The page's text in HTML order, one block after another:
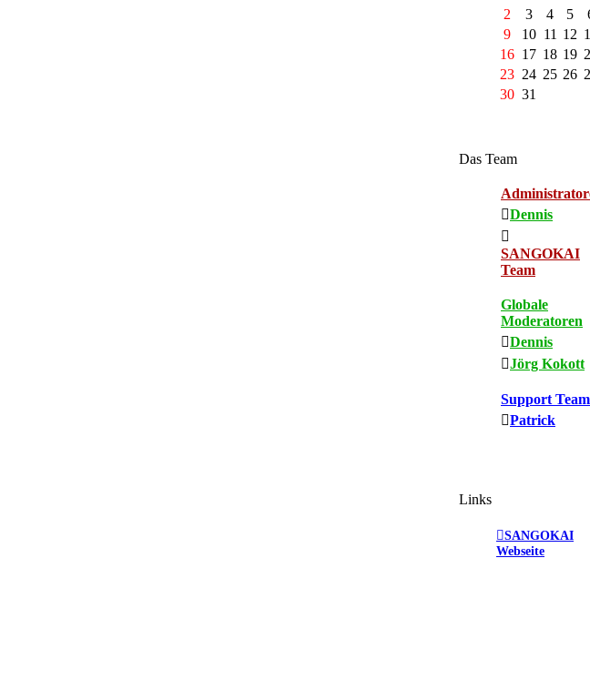
2 3 4 5
9
10 11 12
16 17 18 19
23 24 25 26
30 31
Das Team
Dennis
SANGOKAI
Team
Globale
Moderatoren
Dennis
Jörg Kokott
Support Team
Patrick
Links
SANGOKAI
Webseite